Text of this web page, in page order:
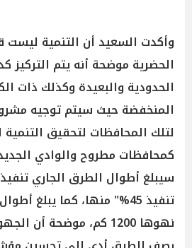
وأكدت السعيد أن التنمية ليست
الحضرية موضحة أنه يتم
الحدودية والبعيدة وكذلك ذات
المنخفضة حيث سيتم توجيه
لتلك المحافظات لتحقيق التنمية
كمحافظات مطروح والوادي
تنفيذ 45%" منها، كما
نهوها 1200 كم، موضحة